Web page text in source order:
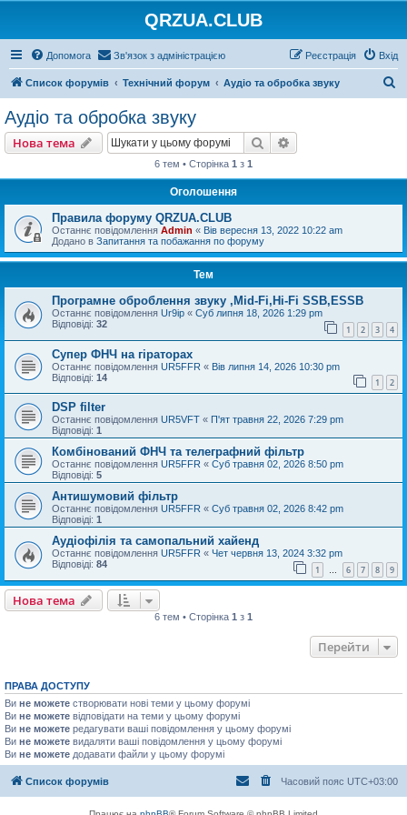
QRZUA.CLUB
Допомога Зв'язок з адміністрацією Вхід
Реєстрація
Список форумів Технічний форум Аудіо та обробка звуку
Аудіо та обробка звуку
Нова тема Пошук
6 тем • Сторінка 1 з 1
Оголошення
Правила форуму QRZUA.CLUB
Останнє повідомлення Admin « Вів вересня 13, 2022 10:22 am
Додано в Запитання та побажання по форуму
Тем
Програмне оброблення звуку ,Mid-Fi,Hi-Fi SSB,ESSB
Останнє повідомлення Ur9ip « Суб липня 18, 2026 1:29 pm
Відповіді: 32 1 2 3 4
Супер ФНЧ на гіраторах
Останнє повідомлення UR5FFR « Вів липня 14, 2026 10:30 pm
Відповіді: 14 1 2
DSP filter
Останнє повідомлення UR5VFT « П'ят травня 22, 2026 7:29 pm
Відповіді: 1
Комбінований ФНЧ та телеграфний фільтр
Останнє повідомлення UR5FFR « Суб травня 02, 2026 8:50 pm
Відповіді: 5
Антишумовий фільтр
Останнє повідомлення UR5FFR « Суб травня 02, 2026 8:42 pm
Відповіді: 1
Аудіофілія та самопальний хайенд
Останнє повідомлення UR5FFR « Чет червня 13, 2024 3:32 pm
Відповіді: 84 1 … 6 7 8 9
Нова тема
6 тем • Сторінка 1 з 1
Перейти
ПРАВА ДОСТУПУ
Ви не можете створювати нові теми у цьому форумі
Ви не можете відповідати на теми у цьому форумі
Ви не можете редагувати ваші повідомлення у цьому форумі
Ви не можете видаляти ваші повідомлення у цьому форумі
Ви не можете додавати файли у цьому форумі
Список форумів Часовий пояс UTC+03:00